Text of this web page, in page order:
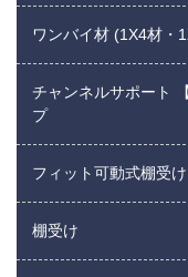
ワンバイ材 (1X4材・
チャンネルサポート
プ
フィット可動式棚受け
棚受け